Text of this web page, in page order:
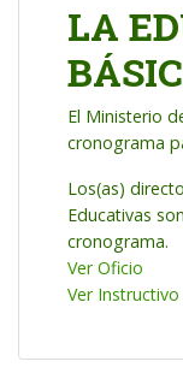
LA
El Ministerio
cronograma
Los(as)
Educativas
cronograma.
Ver Oficio
Ver Instructivo